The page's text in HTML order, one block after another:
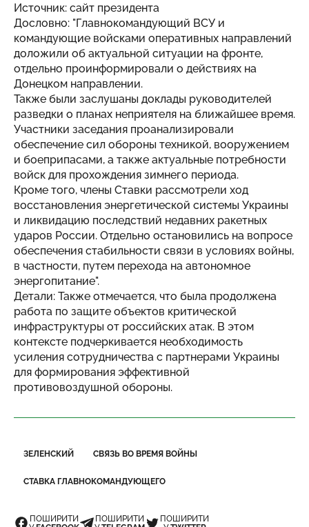
Источник: сайт президента
Дословно: "Главнокомандующий ВСУ и
командующие войсками оперативных направлений
доложили об актуальной ситуации на фронте,
отдельно проинформировали о действиях на
Донецком направлении.
Также были заслушаны доклады руководителей
разведки о планах неприятеля на ближайшее время.
Участники заседания проанализировали
обеспечение сил обороны техникой, вооружением
и боеприпасами, а также актуальные потребности
войск для прохождения зимнего периода.
Кроме того, члены Ставки рассмотрели ход
восстановления энергетической системы Украины
и ликвидацию последствий недавних ракетных
ударов России. Отдельно остановились на вопросе
обеспечения стабильности связи в условиях войны,
в частности, путем перехода на автономное
энергопитание".
Детали: Также отмечается, что была продолжена
работа по защите объектов критической
инфраструктуры от российских атак. В этом
контексте подчеркивается необходимость
усиления сотрудничества с партнерами Украины
для формирования эффективной
противовоздушной обороны.
ЗЕЛЕНСКИЙ СВЯЗЬ ВО ВРЕМЯ ВОЙНЫ
СТАВКА ГЛАВНОКОМАНДУЮЩЕГО
ПОШИРИТИ
ПОШИРИТИ
ПОШИРИТИ